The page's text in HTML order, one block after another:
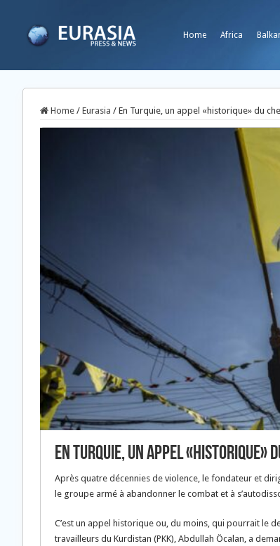
Home Africa
Home / Eurasia / En Turquie, un appel «historique» du
En Turquie, un appel «historique»
Après quatre décennies de violence, le fondateur et
le groupe armé à abandonner le combat et à
C’est un appel historique ou, du moins, qui pourrait le
travailleurs du Kurdistan (PKK), Abdullah Öcalan, a